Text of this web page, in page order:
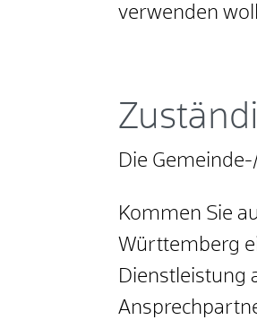
verwenden
Die
Kommen Sie
Württemberg
Dienstleistung